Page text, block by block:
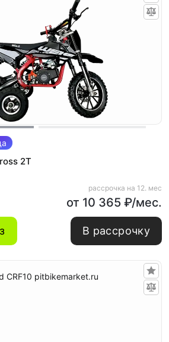
2T
рассрочка на 12. мес
от 10 365 ₽/мес.
В рассрочку